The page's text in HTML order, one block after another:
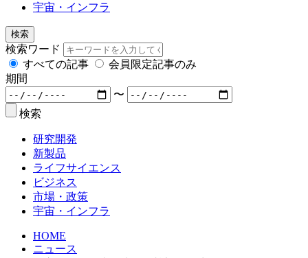
宇宙・インフラ
検索
検索ワード
すべての記事
会員限定記事のみ
期間
〜
検索
研究開発
新製品
ライフサイエンス
ビジネス
市場・政策
宇宙・インフラ
HOME
ニュース